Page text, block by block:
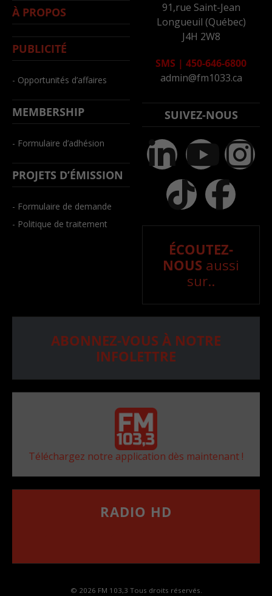
À PROPOS
PUBLICITÉ
- Opportunités d’affaires
MEMBERSHIP
- Formulaire d’adhésion
PROJETS D’ÉMISSION
- Formulaire de demande
- Politique de traitement
91,rue Saint-Jean
Longueuil (Québec)
J4H 2W8
SMS | 450-646-6800
admin@fm1033.ca
SUIVEZ-NOUS
ÉCOUTEZ-
NOUS aussi
sur..
ABONNEZ-VOUS À NOTRE
INFOLETTRE
Téléchargez notre application dès maintenant !
RADIO HD
© 2026 FM 103,3 Tous droits réservés.